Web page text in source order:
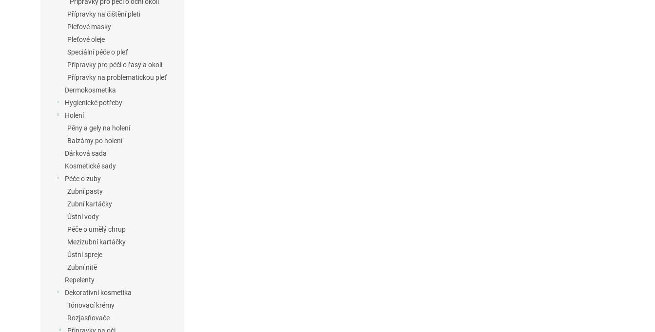
Přípravky na čištění pleti
Pleťové masky
Pleťové oleje
Speciální péče o pleť
Přípravky pro péči o řasy a okolí
Přípravky na problematickou pleť
Dermokosmetika
Hygienické potřeby
Holení
Pěny a gely na holení
Balzámy po holení
Dárková sada
Kosmetické sady
Péče o zuby
Zubní pasty
Zubní kartáčky
Ústní vody
Péče o umělý chrup
Mezizubní kartáčky
Ústní spreje
Zubní nitě
Repelenty
Dekorativní kosmetika
Tónovací krémy
Rozjasňovače